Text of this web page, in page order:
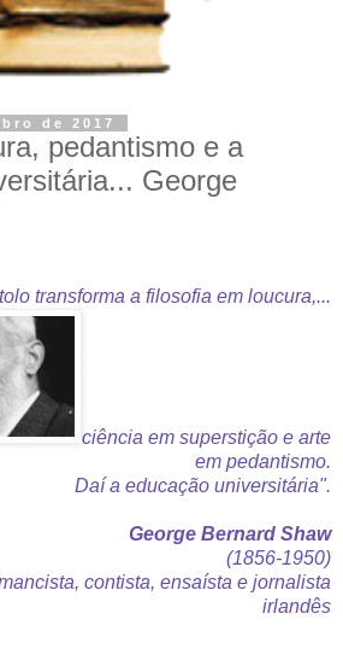
de 2017
pedantismo e a
George
transforma a filosofia em loucura,...
ciência em superstição e arte
em pedantismo.
Daí a educação universitária".
George Bernard Shaw
(1856-1950)
contista, ensaísta e jornalista
irlandês